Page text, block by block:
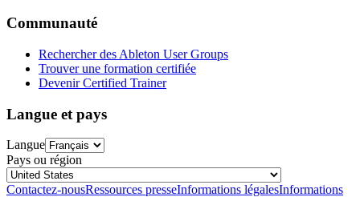
Communauté
Rechercher des Ableton User Groups
Trouver une formation certifiée
Devenir Certified Trainer
Langue et pays
Langue
Pays ou région
Contactez-nousRessources presseInformations légalesInformations